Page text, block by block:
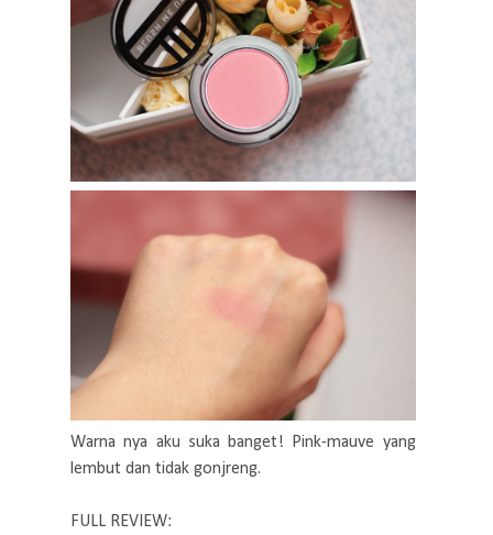
Warna nya aku suka banget! Pink-mauve yang
lembut dan tidak gonjreng.
FULL REVIEW: